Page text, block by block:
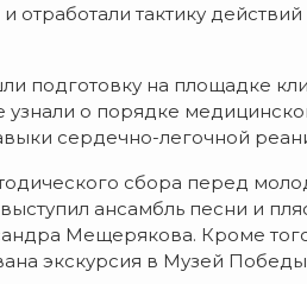
тактику
подготовку на площадке
о порядке
сердечно-легочной
сбора перед
ансамбль песни и
Мещерякова. Кроме
экскурсия в Музей